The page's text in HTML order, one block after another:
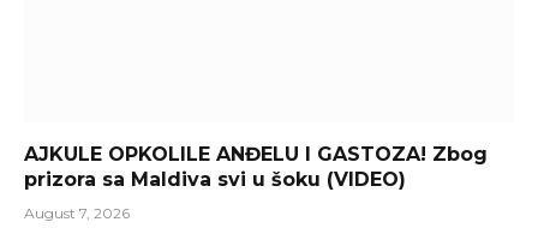
AJKULE OPKOLILE ANĐELU I GASTOZA! Zbog
prizora sa Maldiva svi u šoku (VIDEO)
August 7, 2026